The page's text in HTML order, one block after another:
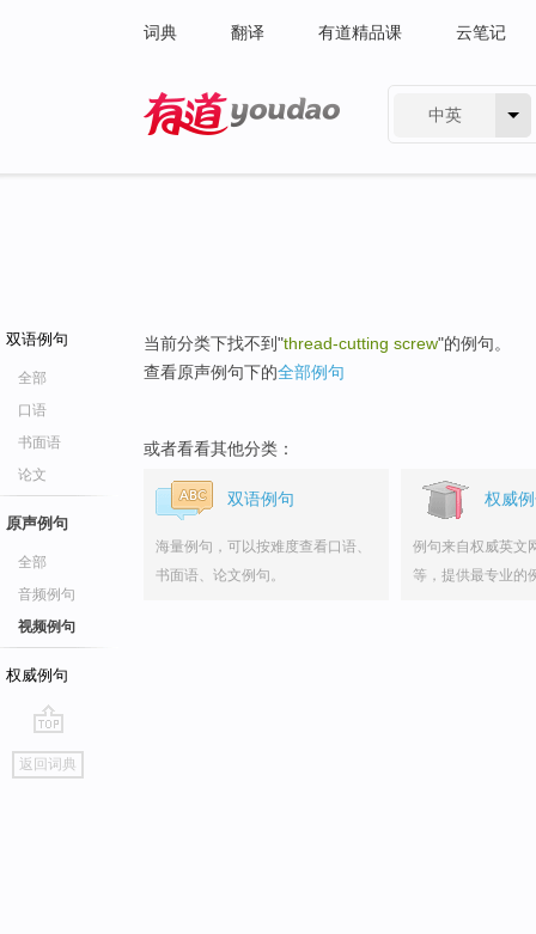
词典 翻译 有道精品课 云笔记
中英
双语例句
全部
口语
书面语
论文
原声例句
全部
音频例句
视频例句
权威例句
go
top
返回词典
当前分类下找不到"thread-cutting screw"的例句。
查看原声例句下的全部例句
或者看看其他分类：
双语例句
海量例句，可以按难度查看口语、
书面语、论文例句。
权威
例句来自权威英文
等，提供最专业的